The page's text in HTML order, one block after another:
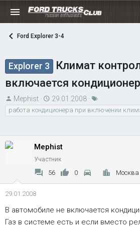
Ford Explorer 3-4
Explorer 3
Климат
включается кондиционер
А
в
Mephist
Д
а
н
а
л
29.01.2008
е
работа кондиционера при включении
Mephist
Участник
56 0 Москва
29.01.2008
В автомобиле не включается
Газ в системе есть и если вместо